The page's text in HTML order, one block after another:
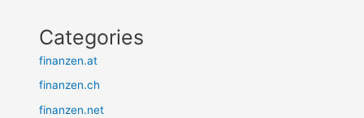
Categories
finanzen.at
finanzen.ch
finanzen.net